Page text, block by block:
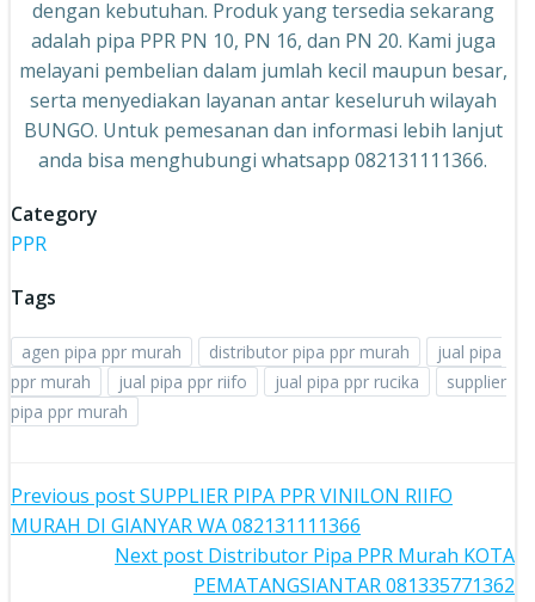
dengan kebutuhan. Produk yang tersedia sekarang
adalah pipa PPR PN 10, PN 16, dan PN 20. Kami juga
melayani pembelian dalam jumlah kecil maupun besar,
serta menyediakan layanan antar keseluruh wilayah
BUNGO. Untuk pemesanan dan informasi lebih lanjut
anda bisa menghubungi whatsapp 082131111366.
Category
PPR
Tags
agen pipa ppr murah distributor pipa ppr murah
jual pipa
ppr murah
jual pipa ppr riifo jual pipa ppr rucika
supplier
pipa ppr murah
Post
navigation
Previous postSUPPLIER PIPA PPR VINILON RIIFO
MURAH DI GIANYAR WA 082131111366
Next post Distributor Pipa PPR Murah KOTA
PEMATANGSIANTAR 081335771362